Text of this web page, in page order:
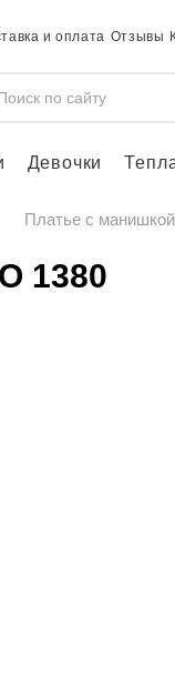
и оплата Отзывы
Девочки
Платье с
1380